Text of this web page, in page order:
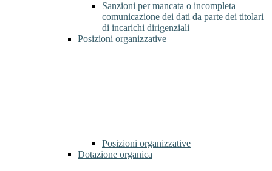
Sanzioni per mancata o incompleta
comunicazione dei dati da parte dei titolari
di incarichi dirigenziali
Posizioni organizzative
Posizioni organizzative
Dotazione organica